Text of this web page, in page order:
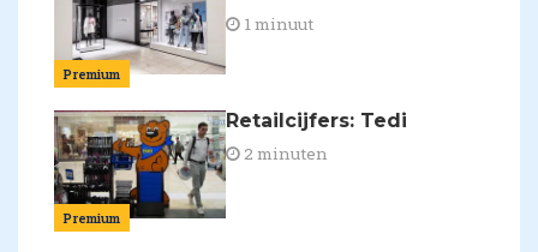
Premium
1 minuut
Premium
Retailcijfers: Tedi
2 minuten